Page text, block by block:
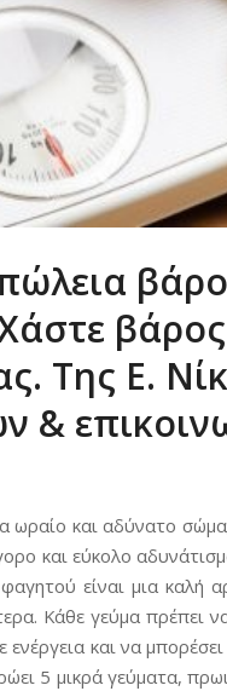
Της Ε.
&
ωραίο και αδύνατο
και εύκολο
είναι μια καλή
Κάθε γεύμα πρέπει
και να
5 μικρά γεύματα,